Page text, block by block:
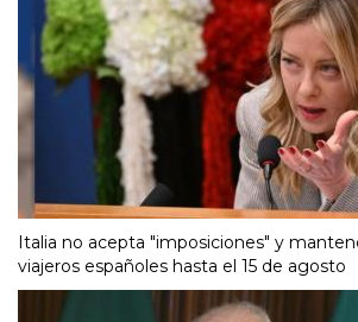
Italia no acepta "imposiciones" y
viajeros españoles hasta el 15 de agosto